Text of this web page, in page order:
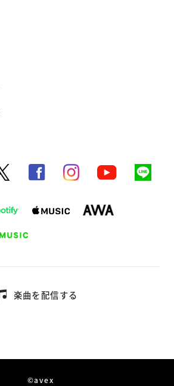
楽曲を配信する
©avex